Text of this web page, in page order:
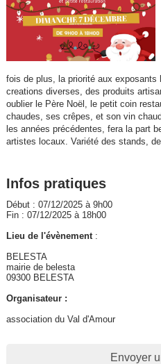
fois de plus, la priorité aux
creations diverses, des produits
oublier le Père Noël, le petit coin
chaudes, ses crêpes, et son vin
les années précédentes, fera la part
artistes locaux. Variété des stands,
Infos pratiques
Début : 07/12/2025 à 9h00
Fin : 07/12/2025 à 18h00
Lieu de l'évènement:
BELESTA
mairie de belesta
09300 BELESTA
Organisateur :
association du Val d'Amour
Envoyer